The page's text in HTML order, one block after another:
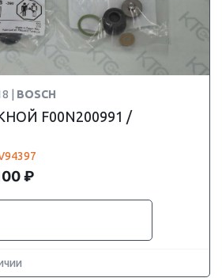
| BOSCH
F00N200991 /
₽